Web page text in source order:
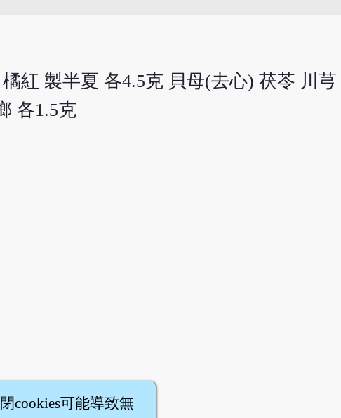
紅 製半夏 各4.5克 貝母(去心) 茯苓 川芎
各1.5克
cookies可能導致無